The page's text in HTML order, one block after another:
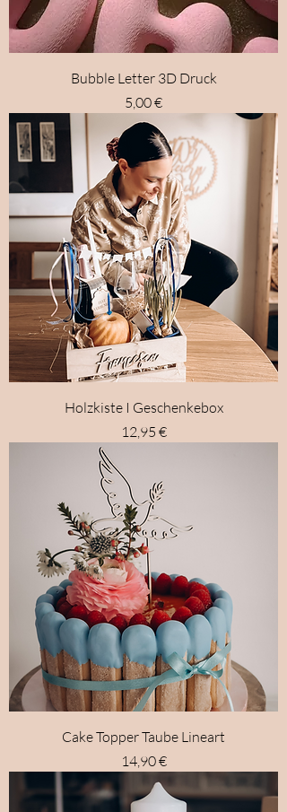
Bubble Letter 3D Druck
Preis
5,00 €
Holzkiste I Geschenkebox
Preis
12,95 €
Cake Topper Taube Lineart
Preis
14,90 €